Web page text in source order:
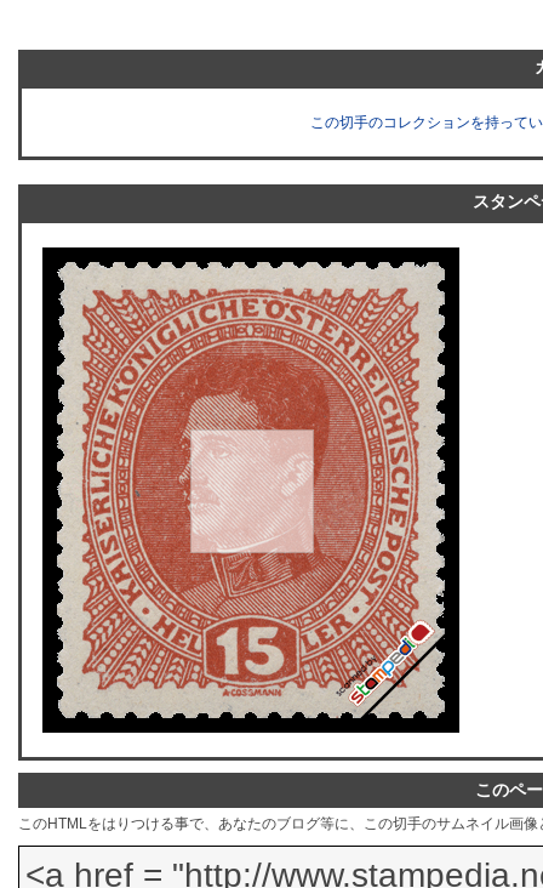
この切手のコレクションを持って
スタン
このペ
このHTMLをはりつける事で、あなたのブログ等に、この切手のサムネイル画